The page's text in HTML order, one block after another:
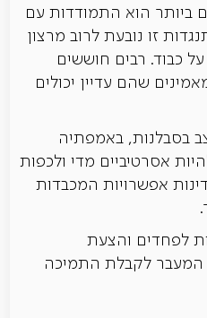
ביותר הוא התמודדות עם
זו נובעת לרוב מרצון
כבוד. רבים חוששים
שהם עדיין יכולים
בסבלנות, באמפתיה
אסרטיביים מדי ולכפות
אפשרויות המכבדות
לפחדים והצעת
המעבר לקבלת התמיכה